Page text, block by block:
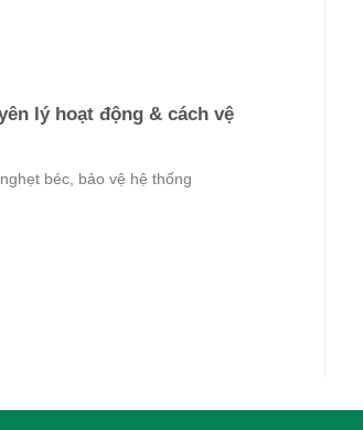
lý hoạt động & cách vệ
béc, bảo vệ hệ thống